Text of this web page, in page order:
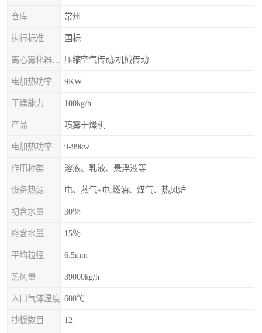
仓库 常州
执行标准 国标
压缩空气传动/机械传动
电加热功率 9KW
干燥能力 100kg/h
产品 喷雾干燥机
9-99kw
作用种类 溶液、乳液、悬浮液等
设备热源 电、蒸气+电,燃油、煤气、热风炉
初含水量 30％
终含水量 15％
平均粒径 6.5mm
热风量 39000kg/h
入口气体温度 600℃
抄板数目 12